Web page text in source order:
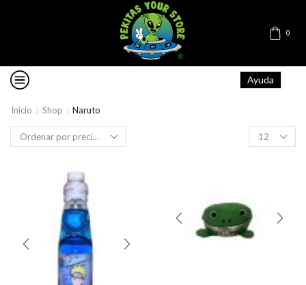
0
Ayuda
Inicio Shop
Naruto
Products
per